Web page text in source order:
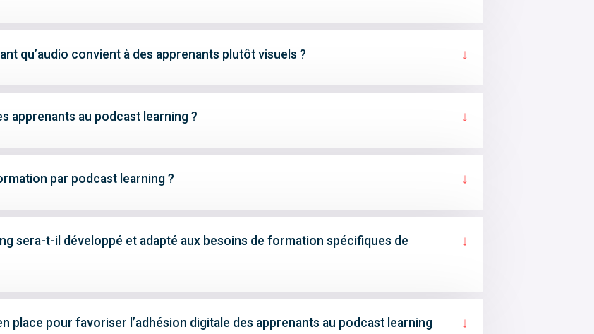
qu’audio convient à des apprenants plutôt visuels ? ↓
apprenants au podcast learning ? ↓
par podcast learning ? ↓
sera-t-il développé et adapté aux besoins de formation spécifiques de
↓
place pour favoriser l’adhésion digitale des apprenants au podcast learning
↓